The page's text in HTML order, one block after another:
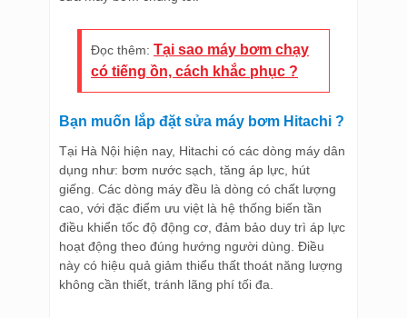
Đọc thêm: Tại sao máy bơm chạy
có tiếng ồn, cách khắc phục ?
Bạn muốn lắp đặt sửa máy bơm Hitachi ?
Tại Hà Nội hiện nay, Hitachi có các dòng máy dân
dụng như: bơm nước sạch, tăng áp lực, hút
giếng. Các dòng máy đều là dòng có chất lượng
cao, với đặc điểm ưu việt là hệ thống biến tần
điều khiển tốc độ động cơ, đảm bảo duy trì áp lực
hoạt động theo đúng hướng người dùng. Điều
này có hiệu quả giảm thiểu thất thoát năng lượng
không cần thiết, tránh lãng phí tối đa.